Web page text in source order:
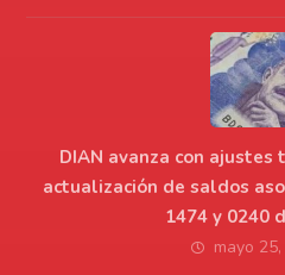
DIAN avanza con
actualización de saldos
1474 y 0240
mayo